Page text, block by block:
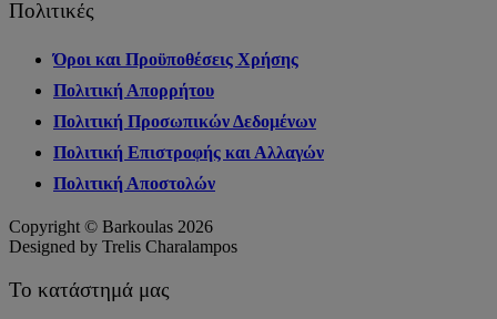
Πολιτικές
Όροι και Προϋποθέσεις Χρήσης
Πολιτική Απορρήτου
Πολιτική Προσωπικών Δεδομένων
Πολιτική Επιστροφής και Αλλαγών
Πολιτική Αποστολών
Copyright © Barkoulas 2026
Designed by Trelis Charalampos
Το κατάστημά μας